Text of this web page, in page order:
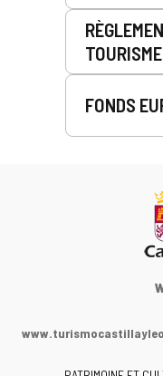
TOURISME
FONDS
la